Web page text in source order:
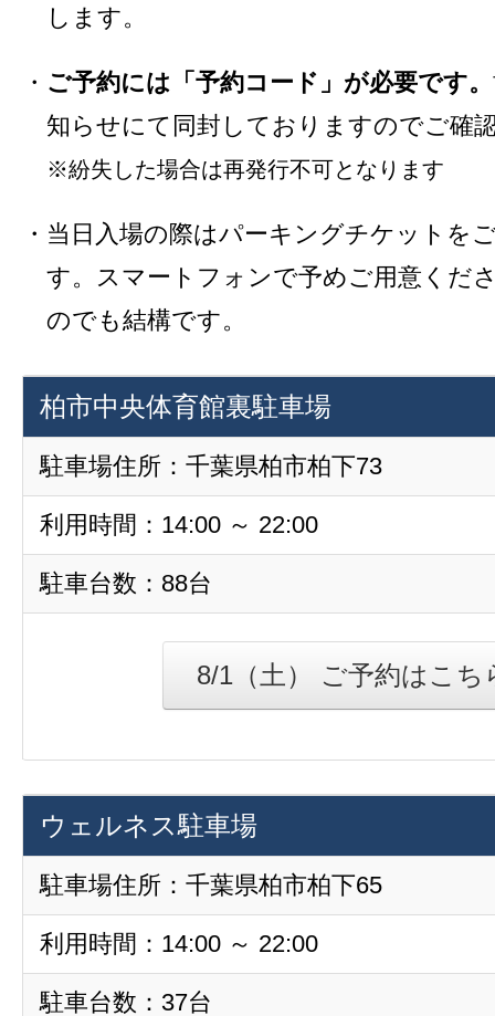
します。
・ ご予約には「予約コード」が必要です。
知らせにて同封しておりますのでご確
※紛失した場合は再発行不可となります
・当日入場の際はパーキングチケットを
す。スマートフォンで予めご用意くだ
のでも結構です。
柏市中央体育館裏駐車場
駐車場住所：千葉県柏市柏下73
利用時間：14:00 ～ 22:00
駐車台数：88台
8/1（土） ご予約はこち
ウェルネス駐車場
駐車場住所：千葉県柏市柏下65
利用時間：14:00 ～ 22:00
駐車台数：37台